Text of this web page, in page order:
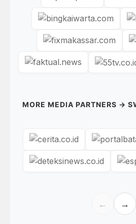
MORE MEDIA PARTNERS →
← →